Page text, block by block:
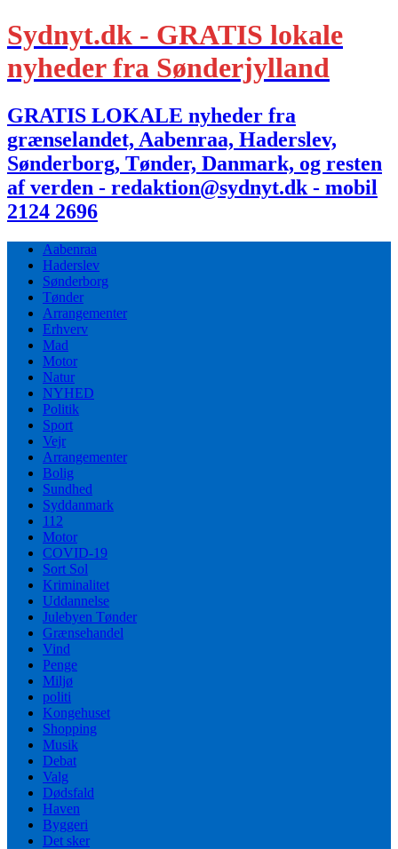
Sydnyt.dk - GRATIS lokale
nyheder fra Sønderjylland
GRATIS LOKALE nyheder fra
grænselandet, Aabenraa, Haderslev,
Sønderborg, Tønder, Danmark, og resten
af verden - redaktion@sydnyt.dk - mobil
2124 2696
Aabenraa
Haderslev
Sønderborg
Tønder
Arrangementer
Erhverv
Mad
Motor
Natur
NYHED
Politik
Sport
Vejr
Arrangementer
Bolig
Sundhed
Syddanmark
112
Motor
COVID-19
Sort Sol
Kriminalitet
Uddannelse
Julebyen Tønder
Grænsehandel
Vind
Penge
Miljø
politi
Kongehuset
Shopping
Musik
Debat
Valg
Dødsfald
Haven
Byggeri
Det sker